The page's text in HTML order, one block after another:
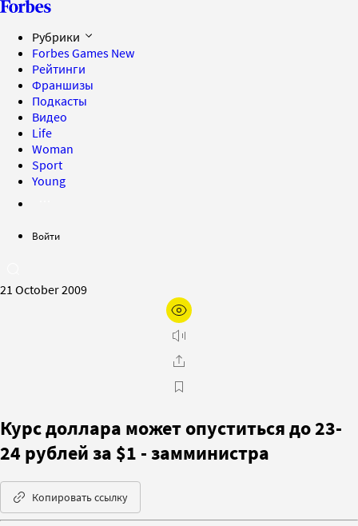
Рубрики
Forbes Games New
Рейтинги
Франшизы
Подкасты
Видео
Life
Woman
Sport
Young
Войти
21 October 2009
Курс доллара может опуститься до 23-
24 рублей за $1 - замминистра
Копировать ссылку